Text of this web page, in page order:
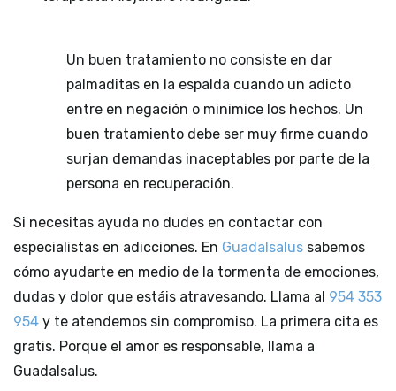
Un buen tratamiento no consiste en dar
palmaditas en la espalda cuando un adicto
entre en negación o minimice los hechos. Un
buen tratamiento debe ser muy firme cuando
surjan demandas inaceptables por parte de la
persona en recuperación.
Si necesitas ayuda no dudes en contactar con
especialistas en adicciones. En Guadalsalus sabemos
cómo ayudarte en medio de la tormenta de emociones,
dudas y dolor que estáis atravesando. Llama al 954 353
954 y te atendemos sin compromiso. La primera cita es
gratis. Porque el amor es responsable, llama a
Guadalsalus.